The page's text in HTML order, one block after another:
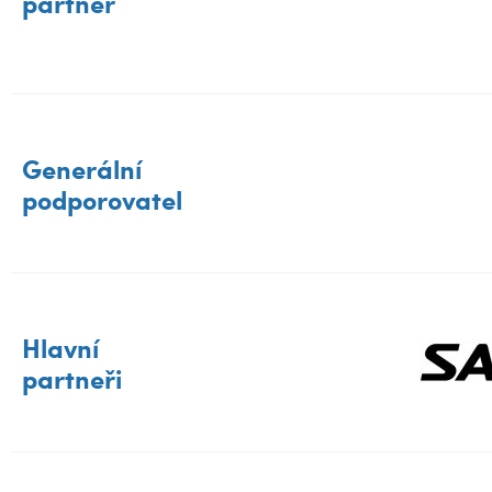
Generální
podporovatel
Hlavní
partneři